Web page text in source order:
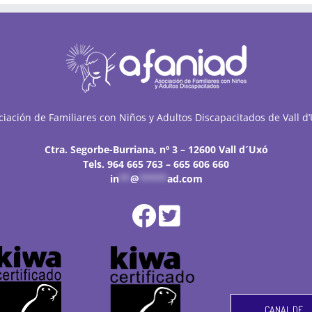
de Familiares con Niños y Adultos Discapacitados de Vall
Ctra. Segorbe-Burriana, nº 3 – 12600 Vall d´Uxó
Tels. 964 665 763 – 665 606 660
in** @ ad.com